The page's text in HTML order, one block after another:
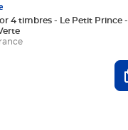
4 timbres - Le Petit Prince -